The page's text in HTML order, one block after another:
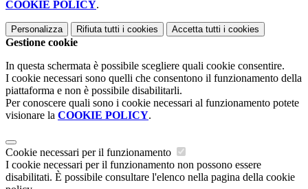
COOKIE POLICY.
Personalizza Rifiuta tutti i cookies Accetta tutti i cookies
Gestione cookie
In questa schermata è possibile scegliere quali cookie consentire.
I cookie necessari sono quelli che consentono il funzionamento della
piattaforma e non è possibile disabilitarli.
Per conoscere quali sono i cookie necessari al funzionamento potete
visionare la COOKIE POLICY.
Cookie necessari per il funzionamento
I cookie necessari per il funzionamento non possono essere
disabilitati. È possibile consultare l'elenco nella pagina della cookie